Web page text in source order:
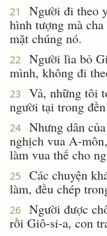
21
Người đi theo
hình tượng mà
mặt chúng nó.
22
Người lìa bỏ
mình, không đi
23
Vả, những tôi
người tại trong
24
Nhưng dân
nghịch vua A-
làm vua thế cho
25
Các chuyện
làm, đều chép
26
Người được
rồi Giô-si-a, con